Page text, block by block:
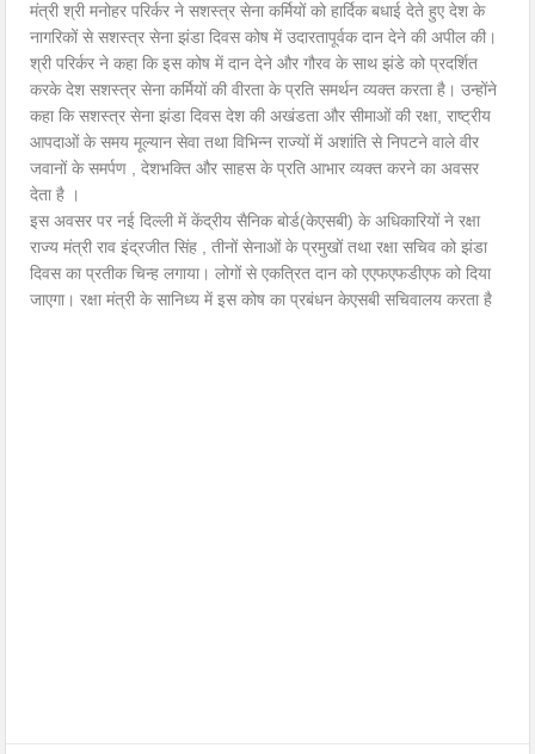
मंत्री श्री मनोहर परिर्कर ने सशस्त्र सेना कर्मियों को हार्दिक बधाई देते हुए देश के
नागरिकों से सशस्त्र सेना झंडा दिवस कोष में उदारतापूर्वक दान देने की अपील की।
श्री परिर्कर ने कहा कि इस कोष में दान देने और गौरव के साथ झंडे को प्रदर्शित
करके देश सशस्त्र सेना कर्मियों की वीरता के प्रति समर्थन व्यक्त करता है। उन्होंने
कहा कि सशस्त्र सेना झंडा दिवस देश की अखंडता और सीमाओं की रक्षा, राष्ट्रीय
आपदाओं के समय मूल्यान सेवा तथा विभिन्न राज्यों में अशांति से निपटने वाले वीर
जवानों के समर्पण , देशभक्ति और साहस के प्रति आभार व्यक्त करने का अवसर
देता है ।
इस अवसर पर नई दिल्ली में केंद्रीय सैनिक बोर्ड(केएसबी) के अधिकारियों ने रक्षा
राज्य मंत्री राव इंद्रजीत सिंह , तीनों सेनाओं के प्रमुखों तथा रक्षा सचिव को झंडा
दिवस का प्रतीक चिन्ह लगाया। लोगों से एकत्रित दान को एएफएफडीएफ को दिया
जाएगा। रक्षा मंत्री के सानिध्य में इस कोष का प्रबंधन केएसबी सचिवालय करता है